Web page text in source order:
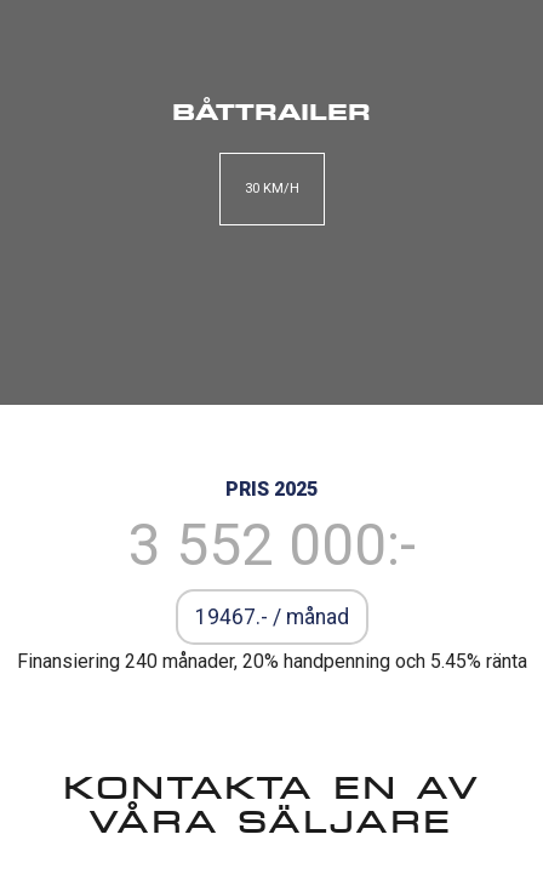
BÅTTRAILER
30 KM/H
PRIS 2025
3 552 000:-
19467.- / månad
Finansiering 240 månader, 20% handpenning och 5.45% ränta
KONTAKTA EN AV
VÅRA SÄLJARE